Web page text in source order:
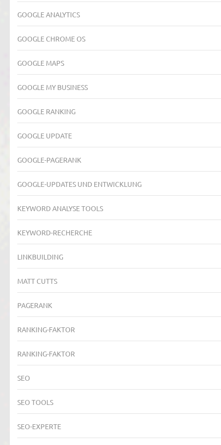
GOOGLE ANALYTICS
GOOGLE CHROME OS
GOOGLE MAPS
GOOGLE MY BUSINESS
GOOGLE RANKING
GOOGLE UPDATE
GOOGLE-PAGERANK
GOOGLE-UPDATES UND ENTWICKLUNG
KEYWORD ANALYSE TOOLS
KEYWORD-RECHERCHE
LINKBUILDING
MATT CUTTS
PAGERANK
RANKING-FAKTOR
RANKING-FAKTOR
SEO
SEO TOOLS
SEO-EXPERTE